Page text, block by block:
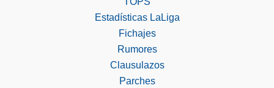
Estadísticas LaLiga
Fichajes
Rumores
Clausulazos
Parches